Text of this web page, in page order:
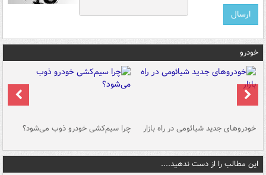
خودرو
خودروهای جدید شیائومی در راه بازار چرا سیم‌کشی خودرو ذوب می‌شود؟
این مطالب را از دست ندهید....